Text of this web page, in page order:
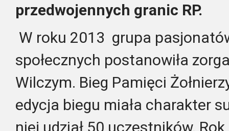
przedwojennych granic RP.
W roku 2013 grupa
społecznych postanowiła
Wilczym. Bieg Pamięci
edycja biegu miała charakter
niej udział 50 uczestników.